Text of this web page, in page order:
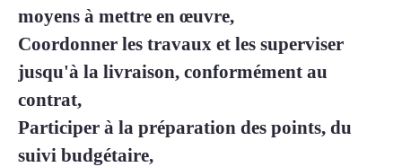
moyens à mettre en œuvre,
Coordonner les travaux et les superviser
jusqu'à la livraison, conformément au
contrat,
Participer à la préparation des points, du
suivi budgétaire,